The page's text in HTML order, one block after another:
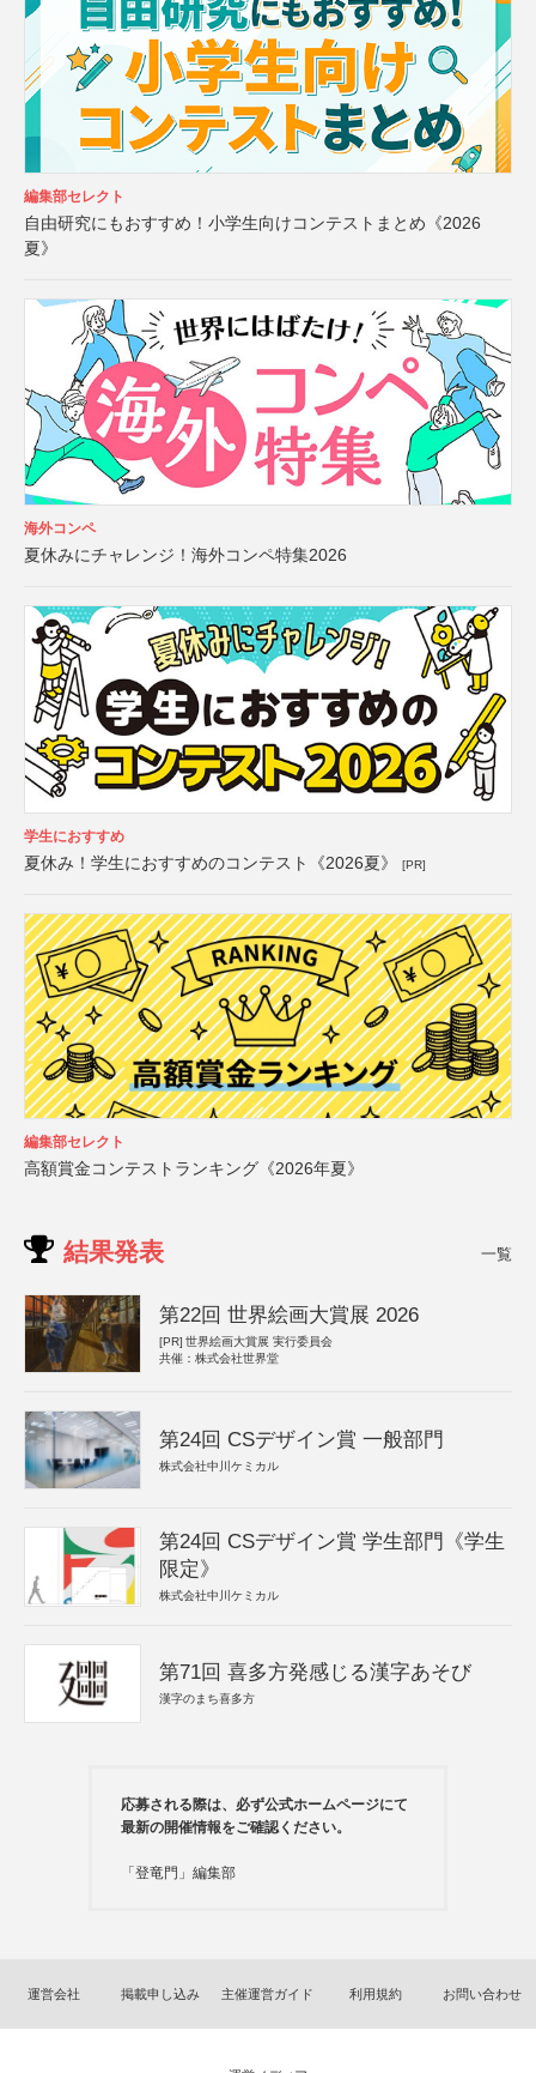
編集部セレクト
自由研究にもおすすめ！小学生向けコンテストまとめ《2026
夏》
海外コンペ
夏休みにチャレンジ！海外コンペ特集2026
学生におすすめ
夏休み！学生におすすめのコンテスト《2026夏》 [PR]
編集部セレクト
高額賞金コンテストランキング《2026年夏》
結果発表 一覧
第22回 世界絵画大賞展 2026
[PR] 世界絵画大賞展 実行委員会
共催：株式会社世界堂
第24回 CSデザイン賞 一般部門
株式会社中川ケミカル
第24回 CSデザイン賞 学生部門《学生
限定》
株式会社中川ケミカル
第71回 喜多方発感じる漢字あそび
漢字のまち喜多方
応募される際は、必ず公式ホームページにて
最新の開催情報をご確認ください。
「登竜門」編集部
運営会社 掲載申し込み 主催運営ガイド 利用規約 お問い合わせ